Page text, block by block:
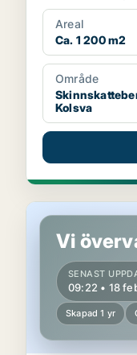
Areal
Ca. 1 200 m2
Område
Kolsva
Lager i Västerås
Vi
SENAST
09:22 • 18
Skapad 1 yr